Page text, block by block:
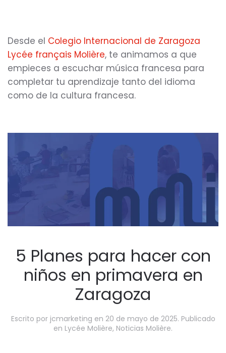
Desde el Colegio Internacional de Zaragoza
Lycée français Molière, te animamos a que
empieces a escuchar música francesa para
completar tu aprendizaje tanto del idioma
como de la cultura francesa.
5 Planes para hacer con
niños en primavera en
Zaragoza
Escrito por jcmarketing en 20 de mayo de 2025. Publicado
en Lycée Molière, Noticias Molière.